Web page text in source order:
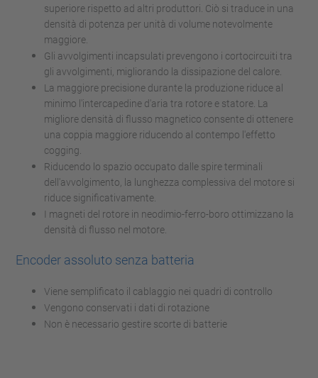
superiore rispetto ad altri produttori. Ciò si traduce in una
densità di potenza per unità di volume notevolmente
maggiore.
Gli avvolgimenti incapsulati prevengono i cortocircuiti tra
gli avvolgimenti, migliorando la dissipazione del calore.
La maggiore precisione durante la produzione riduce al
minimo l'intercapedine d'aria tra rotore e statore. La
migliore densità di flusso magnetico consente di ottenere
una coppia maggiore riducendo al contempo l'effetto
cogging.
Riducendo lo spazio occupato dalle spire terminali
dell'avvolgimento, la lunghezza complessiva del motore si
riduce significativamente.
I magneti del rotore in neodimio-ferro-boro ottimizzano la
densità di flusso nel motore.
Encoder assoluto senza batteria
Viene semplificato il cablaggio nei quadri di controllo
Vengono conservati i dati di rotazione
Non è necessario gestire scorte di batterie